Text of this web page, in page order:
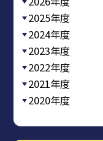
2025年度
2024年度
2023年度
2022年度
2021年度
2020年度